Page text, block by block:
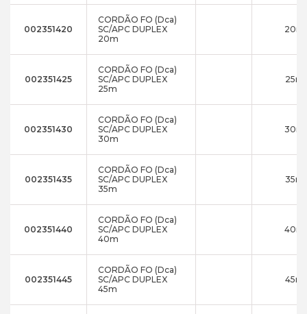
002351420
CORDÃO FO (Dca)
SC/APC DUPLEX
20m
20m
002351425
CORDÃO FO (Dca)
SC/APC DUPLEX
25m
25m
002351430
CORDÃO FO (Dca)
SC/APC DUPLEX
30m
30m
002351435
CORDÃO FO (Dca)
SC/APC DUPLEX
35m
35m
002351440
CORDÃO FO (Dca)
SC/APC DUPLEX
40m
40m
002351445
CORDÃO FO (Dca)
SC/APC DUPLEX
45m
45m